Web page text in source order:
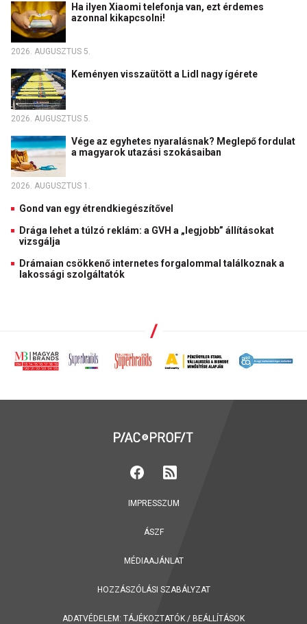
Ha ilyen Xiaomi telefonja van, ezt érdemes
azonnal kikapcsolni!
2026. AUGUSZTUS 5.
Keményen visszaütött a Lidl nagy ígérete
2026. AUGUSZTUS 5.
Vége az egyhetes nyaralásnak? Meglepő fordulat
a magyarok utazási szokásaiban
2026. AUGUSZTUS 1.
Gond van egy étrendkiegészítővel
Drága lehet a túlzó reklám: a GVH a „legjobb” állításokat
vizsgálja
Drámaian csökkenő internetes forgalommal találkoznak a
lakossági szolgáltatók
IMPRESSZUM
ÁSZF
MÉDIAAJÁNLAT
HOZZÁSZÓLÁSI SZABÁLYZAT
ADATVÉDELEM: TÁJÉKOZTATÓK / BEÁLLÍTÁSOK